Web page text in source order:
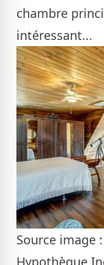
chambre
intéressant...
Source image
Hypothèque